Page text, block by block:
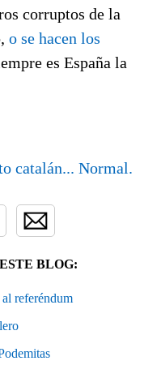
corruptos de la
o se hacen los
es España la
catalán... Normal.
BLOG:
referéndum